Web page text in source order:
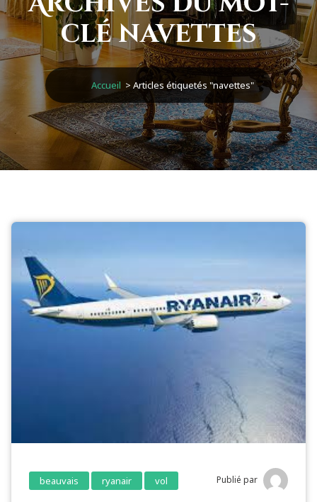
clé navettes
Accueil > Articles étiquetés "navettes"
beauvais ryanair vol Publié par